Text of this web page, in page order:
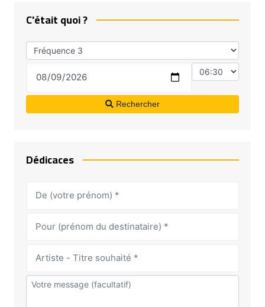
C'était quoi ?
Rechercher
Dédicaces